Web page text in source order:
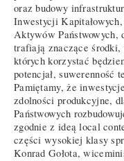
oraz budowy
Inwestycji
Aktywów Państwowych,
trafiają znaczące
których korzystać
potencjał, suwerenność
Pamiętamy, że
zdolności produkcyjne,
Państwowych
zgodnie z ideą local
części wysokiej klasy
Konrad Gołota,